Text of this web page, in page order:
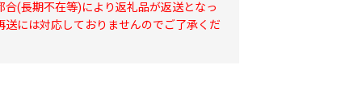
合(長期不在等)により返礼品が返送となっ
送には対応しておりませんのでご了承くだ